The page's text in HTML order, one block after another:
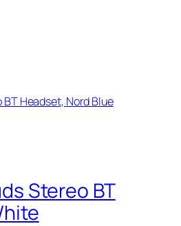
Headset, Nord Blue
Stereo BT